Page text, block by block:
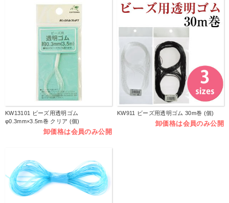
KW13101 ビーズ用透明ゴム
φ0.3mm×3.5m巻 クリア (個)
卸価格は会員のみ公開
KW911 ビーズ用透明ゴム 30m巻 (個)
卸価格は会員のみ公開